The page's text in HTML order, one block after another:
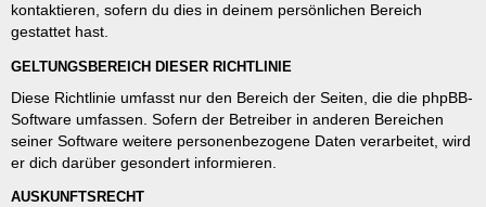
kontaktieren, sofern du dies in deinem persönlichen Bereich
gestattet hast.
GELTUNGSBEREICH DIESER RICHTLINIE
Diese Richtlinie umfasst nur den Bereich der Seiten, die die phpBB-
Software umfassen. Sofern der Betreiber in anderen Bereichen
seiner Software weitere personenbezogene Daten verarbeitet, wird
er dich darüber gesondert informieren.
AUSKUNFTSRECHT